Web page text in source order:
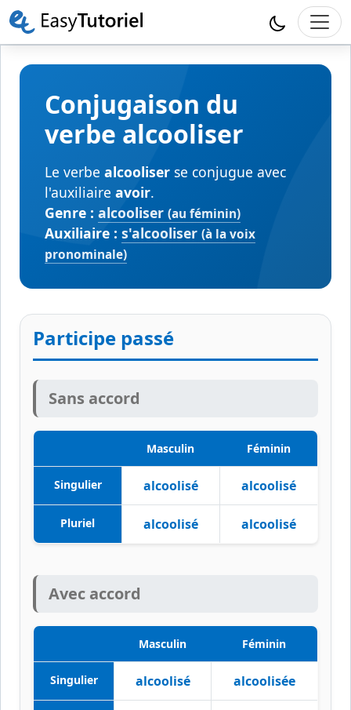
Conjugaison du
verbe alcooliser
Le verbe alcooliser se conjugue avec
l'auxiliaire avoir.
Genre : alcooliser (au féminin)
Auxiliaire : s'alcooliser (à la voix
pronominale)
Participe passé
Sans accord
Masculin Féminin
Singulier alcoolisé alcoolisé
Pluriel alcoolisé alcoolisé
Avec accord
Masculin Féminin
Singulier alcoolisé alcoolisée